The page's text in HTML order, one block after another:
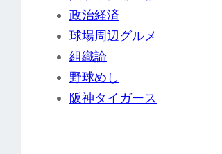
政治経済
球場周辺グルメ
組織論
野球めし
阪神タイガース